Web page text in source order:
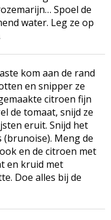
Spoel de
water. Leg ze op
kom aan de rand
en snipper ze
citroen fijn
de tomaat, snijd ze
eruit. Snijd het
Meng de
en de citroen met
en kruid met
Doe alles bij de